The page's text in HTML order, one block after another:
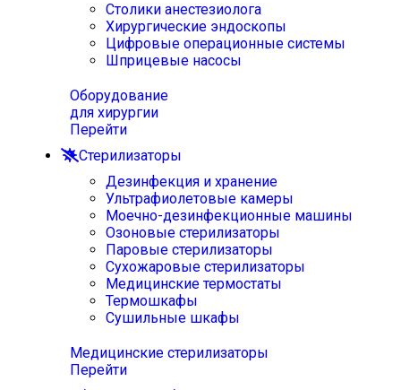
Столики анестезиолога
Хирургические эндоскопы
Цифровые операционные системы
Шприцевые насосы
Оборудование
для хирургии
Перейти
Стерилизаторы
Дезинфекция и хранение
Ультрафиолетовые камеры
Моечно-дезинфекционные машины
Озоновые стерилизаторы
Паровые стерилизаторы
Сухожаровые стерилизаторы
Медицинские термостаты
Термошкафы
Сушильные шкафы
Медицинские стерилизаторы
Перейти